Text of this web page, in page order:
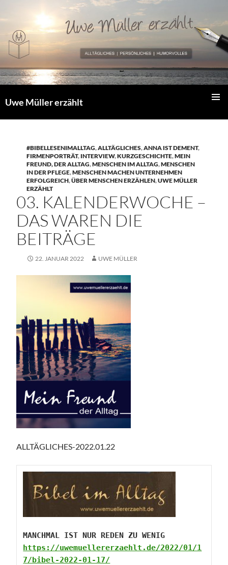
Inhalt
springen
Uwe Müller erzählt
MENÜ
#BIBELLESENIMALLTAG,ALLTÄGLICHES,ANNA IST DEMENT,
FIRMENPORTRÄT, INTERVIEW,KURZGESCHICHTE,MEIN
FREUND, DER ALLTAG,MENSCHEN IM ALLTAG,MENSCHEN
IN DER PFLEGE,MENSCHEN MACHEN UNTERNEHMEN
ERFOLGREICH,ÜBER MENSCHEN ERZÄHLEN,UWE MÜLLER
ERZÄHLT
03. KALENDERWOCHE –
DAS WAREN DIE
BEITRÄGE
22. JANUAR 2022 UWE MÜLLER
ALLTÄGLICHES-2022.01.22
MANCHMAL IST NUR REDEN ZU WENIG
https://uwemuellererzaehlt.de/2022/01/1
7/bibel-2022-01-17/